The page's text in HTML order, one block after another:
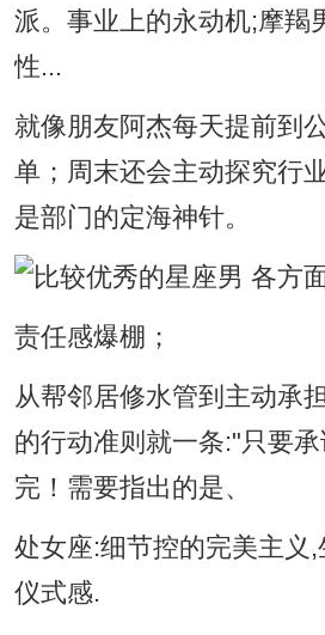
派。事业上的永动机;摩羯
性...
就像朋友阿杰每天提前到
单；周末还会主动探究行
是部门的定海神针。
责任感爆棚；
从帮邻居修水管到主动承
的行动准则就一条:"只要
完！需要指出的是、
处女座:细节控的完美主义
仪式感.